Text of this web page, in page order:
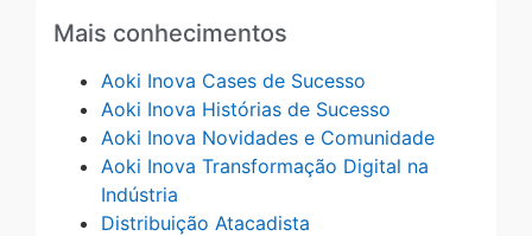
Mais conhecimentos
Aoki Inova Cases de Sucesso
Aoki Inova Histórias de Sucesso
Aoki Inova Novidades e Comunidade
Aoki Inova Transformação Digital na
Indústria
Distribuição Atacadista